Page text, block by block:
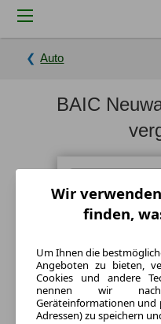
Auto
BAIC
Wir
finden,
Um Ihnen die
Angeboten zu bieten,
Cookies und andere
nennen wir
Geräteinformationen und
Adressen) zu speichern